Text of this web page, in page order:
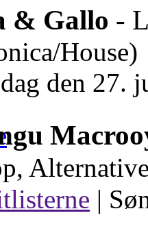
& Gallo -
House)
den 27.
|